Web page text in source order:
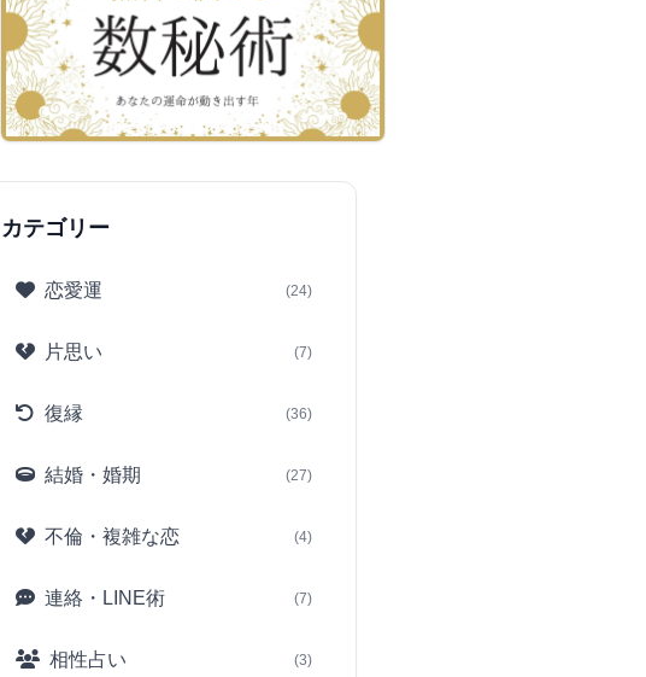
カテゴリー
恋愛運 (24)
片思い (7)
復縁 (36)
結婚・婚期 (27)
不倫・複雑な恋 (4)
連絡・LINE術 (7)
相性占い (3)